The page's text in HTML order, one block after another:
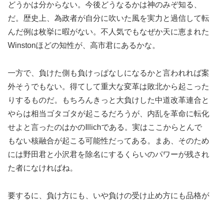
どうかは分からない。今後どうなるかは神のみぞ知る、
だ。歴史上、為政者が自分に吹いた風を実力と過信して転
んだ例は枚挙に暇がない。不人気でもなぜか天に恵まれた
Winstonほどの知性が、高市君にあるかな。
一方で、負けた側も負けっぱなしになるかと言われれば案
外そうでもない。得てして重大な変革は敗北から起こった
りするものだ。もちろんきっと大負けした中道改革連合と
やらは相当ゴタゴタが起こるだろうが、内乱を革命に転化
せよと言ったのはかのIllichである。実はここからとんで
もない核融合が起こる可能性だってある。まあ、そのため
には野田君と小沢君を除名にするくらいのパワーが残され
た者になければね。
要するに、負け方にも、いや負けの受け止め方にも品格が